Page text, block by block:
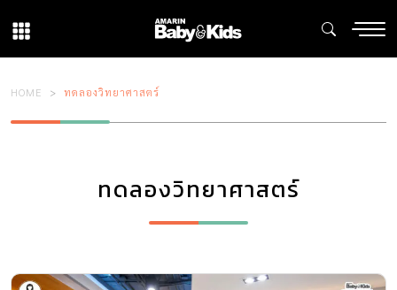
HOME ทดลองวิทยาศาสตร์
ทดลองวิทยาศาสตร์